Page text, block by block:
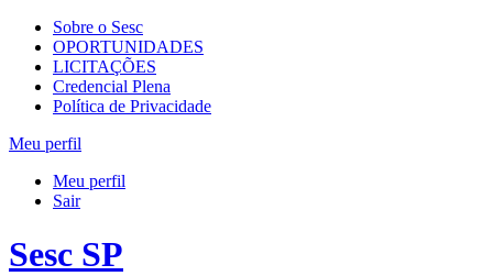
Sobre o Sesc
OPORTUNIDADES
LICITAÇÕES
Credencial Plena
Política de Privacidade
Meu perfil
Meu perfil
Sair
Sesc SP